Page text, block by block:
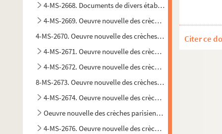
4-MS-2668. Documents de divers établissements
4-MS-2669. Oeuvre nouvelle des crèches parisiennes :
4-MS-2670. Oeuvre nouvelle des crèches parisiennes :
4-MS-2671. Oeuvre nouvelle des crèches parisiennes :
4-MS-2672. Oeuvre nouvelle des crèches parisiennes :
8-MS-2673. Oeuvre nouvelle des crèches parisiennes :
4-MS-2674. Oeuvre nouvelle des crèches parisiennes :
Oeuvre nouvelle des crèches parisiennes : papiers de
4-MS-2676. Oeuvre nouvelle des crèches parisiennes :
Citer ce